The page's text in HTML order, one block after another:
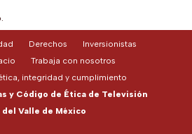
Derechos
Inversionistas
Trabaja con nosotros
integridad y cumplimiento
y Código de Ética de Televisión
Valle de México